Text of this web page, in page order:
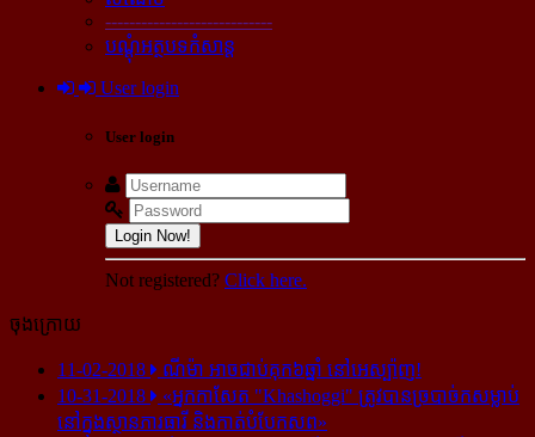
----------------------------
បណ្ដុំអត្ថបទកំសាន្ដ
User login
User login
Login Now!
Not registered? Click here.
ចុងក្រោយ
11-02-2018
ណីម៉ា អាច​ជាប់​គុក​៦ឆ្នាំ នៅ​អេស្ប៉ាញ!
10-31-2018
«អ្នក​កាសែត "Khashoggi" ត្រូវ​បាន​ច្របាច់ក​សម្លាប់​
នៅ​ក្នុង​ស្ថាន​ភារធារី និង​កាត់​បំបែក​សព»